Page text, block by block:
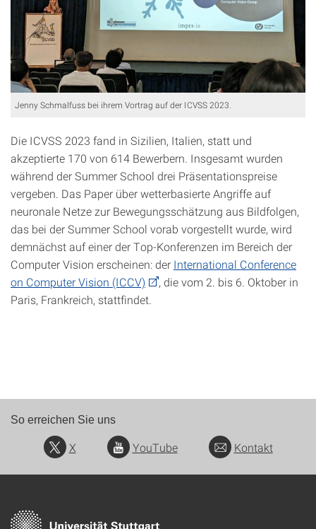
Jenny Schmalfuss bei ihrem Vortrag auf der ICVSS 2023.
Die ICVSS 2023 fand in Sizilien, Italien, statt und
akzeptierte 170 von 614 Bewerbern. Insgesamt wurden
während der Summer School drei Präsentationspreise
vergeben. Das Paper über wetterbasierte Angriffe auf
neuronale Netze zur Bewegungsschätzung aus Bildfolgen,
das bei der Summer School vorab vorgestellt wurde, wird
demnächst auf einer der Top-Konferenzen im Bereich der
Computer Vision erscheinen: der International Conference
on Computer Vision (ICCV)
, die vom 2. bis 6. Oktober in
Paris, Frankreich, stattfindet.
So erreichen Sie uns
X YouTube Kontakt